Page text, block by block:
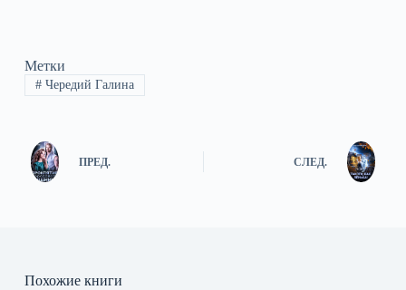
Метки
#Чередий Галина
ПРЕД. СЛЕД.
Похожие книги